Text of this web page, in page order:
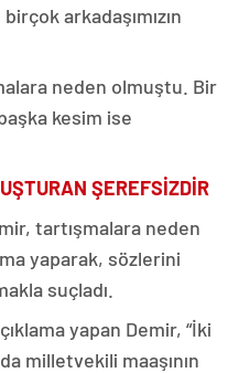
arkadaşımızın
neden olmuştu. Bir
kesim ise
ŞEREFSİZDİR
tartışmalara neden
yaparak, sözlerini
suçladı.
yapan Demir, “İki
milletvekili maaşının